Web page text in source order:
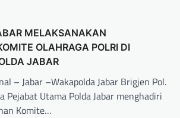
MELAKSANAKAN
OLAHRAGA POLRI DI
JABAR
– Jabar –Wakapolda Jabar Brigjen Pol.
Pejabat Utama Polda Jabar menghadiri
Komite…